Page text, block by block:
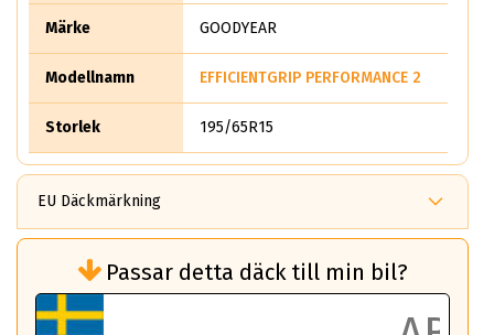
Märke GOODYEAR
Modellnamn EFFICIENTGRIP PERFORMANCE 2
Storlek 195/65R15
EU Däckmärkning
bränsleförbrukningen)
Det ska vara en betygsskala från klass A
till G för rullmotstånd.
Passar detta däck till min bil?